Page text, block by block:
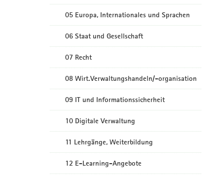
05 Europa, Internationales und Sprachen
06 Staat und Gesellschaft
07 Recht
08 Wirt.Verwaltungshandeln/-organisation
09 IT und Informationssicherheit
10 Digitale Verwaltung
11 Lehrgänge, Weiterbildung
12 E-Learning-Angebote